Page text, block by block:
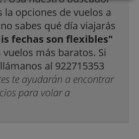
la opciones de vuelos a
sabes qué día viajarás
fechas son flexibles"
más baratos. Si
al 922715353
te ayudarán a encontrar
para volar a